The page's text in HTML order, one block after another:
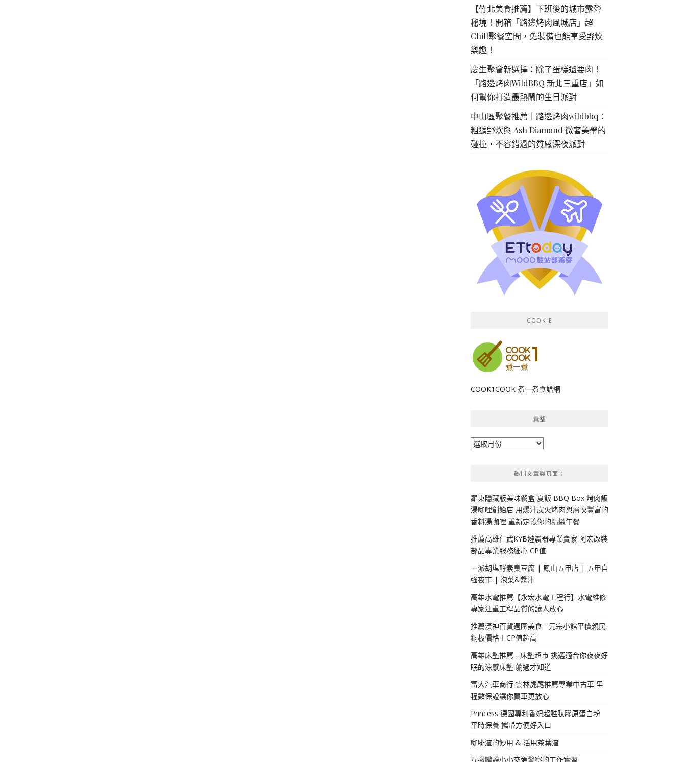
【竹北美食推薦】下班後的城市露營
秘境！開箱「路邊烤肉風城店」超
Chill聚餐空間，免裝備也能享受野炊
樂趣！
慶生聚會新選擇：除了蛋糕還要肉！
「路邊烤肉WildBBQ 新北三重店」如
何幫你打造最熱鬧的生日派對
中山區聚餐推薦｜路邊烤肉wildbbq：
粗獷野炊與 Ash Diamond 微奢美學的
碰撞，不容錯過的質感深夜派對
COOKIE
COOK1COOK 煮一煮食譜網
彙整
彙
熱門文章與頁面︰
羅東隱藏版美味餐盒 夏飯 BBQ Box 烤肉飯
湯咖哩創始店 用爆汁炭火烤肉與層次豐富的
香料湯咖哩 重新定義你的精緻午餐
推薦高雄仁武KYB避震器專業賣家 阿宏改裝
部品專業服務細心 CP值
一派胡塩酵素臭豆腐 | 鳳山五甲店 | 五甲自
強夜市 | 泡菜&醬汁
高雄水電推薦【永宏水電工程行】水電維修
專家注重工程品質的讓人放心
推薦漢神百貨週圍美食 - 元宗小館平價親民
銅板價格＋CP值超高
高雄床墊推薦 - 床墊超市 挑選適合你夜夜好
眠的涼感床墊 躺過才知道
富大汽車商行 雲林虎尾推薦專業中古車 里
程數保證讓你買車更放心
Princess 德國專利香妃超胜肽膠原蛋白粉
平時保養 攜帶方便好入口
咖啡渣的妙用 & 活用茶葉渣
互揪體驗小小交通警察的工作實習